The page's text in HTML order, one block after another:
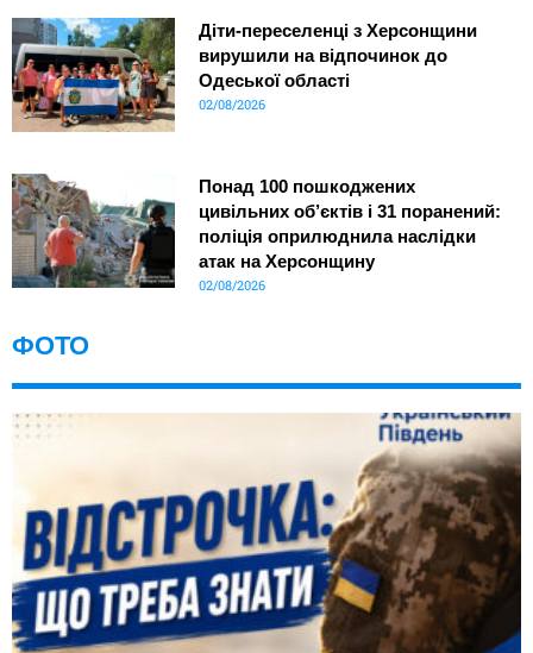
Діти-переселенці з Херсонщини
вирушили на відпочинок до
Одеської області
02/08/2026
Понад 100 пошкоджених
цивільних об’єктів і 31 поранений:
поліція оприлюднила наслідки
атак на Херсонщину
02/08/2026
ФОТО